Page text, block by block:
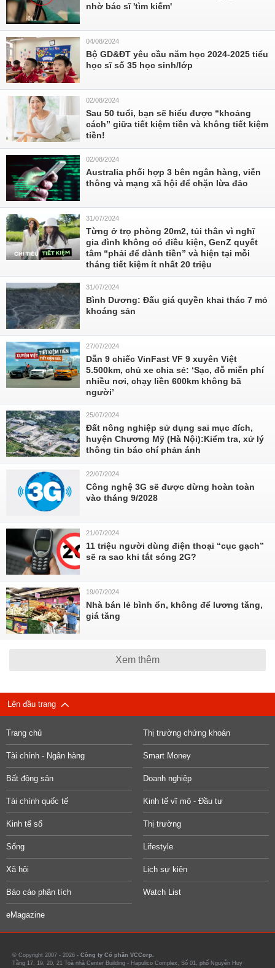
nhờ bác sĩ 'tìm kiếm'
04/08/2024
Bộ GD&ĐT yêu cầu năm học 2024-2025 tiểu
học sĩ số 35 học sinh/lớp
02/08/2024
Sau 50 tuổi, bạn sẽ hiểu được “khoảng
cách” giữa tiết kiệm tiền và không tiết kiệm
tiền!
02/08/2024
Australia phối hợp 3 bên ngân hàng, viễn
thông và mạng xã hội để chặn lừa đảo
31/07/2024
Từng ở trọ phòng 20m2, tủi thân vì nghĩ
gia đình không có điều kiện, GenZ quyết
tâm “phải để dành tiền” và hiện tại mỗi
tháng tiết kiệm ít nhất 20 triệu
31/07/2024
Bình Dương: Đấu giá quyền khai thác 7 mỏ
khoáng sản
27/07/2024
Dẫn 9 chiếc VinFast VF 9 xuyên Việt
5.500km, chủ xe chia sẻ: ‘Sạc, đỗ miễn phí
nhiều nơi, chạy liền 600km không bã
người’
25/07/2024
Đất nông nghiệp sử dụng sai mục đích,
huyện Chương Mỹ (Hà Nội):Kiểm tra, xử lý
thông tin báo chí phản ánh
22/07/2024
Công nghệ 3G sẽ được dừng hoàn toàn
vào tháng 9/2028
21/07/2024
11 triệu người dùng điện thoại “cục gạch”
sẽ ra sao khi tắt sóng 2G?
19/07/2024
Nhà bán lẻ bình ổn, không để lương tăng,
giá tăng
Xem thêm
Lên đầu trang
Trang chủ Thị trường chứng khoán
Tài chính - Ngân hàng Smart Money
Bất động sản Doanh nghiệp
Tài chính quốc tế Kinh tế vĩ mô - Đầu tư
Kinh tế số Thị trường
Sống Lifestyle
Xã hội Lịch sự kiện
Báo cáo phân tích Watch List
eMagazine
© Copyright 2007 - 2026 - Công ty Cổ phần VCCorp.
Tầng 17, 19, 20, 21 Toà nhà Center Building - Hapulico Complex, Số 01, phố Nguyễn Huy